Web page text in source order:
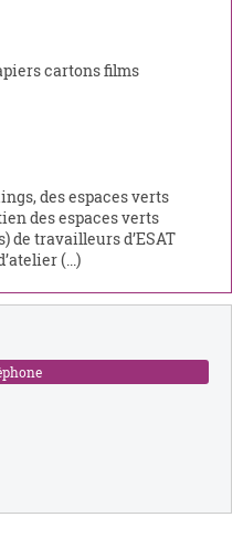
cartons films
des espaces verts
des espaces verts
de travailleurs d’ESAT
(...)